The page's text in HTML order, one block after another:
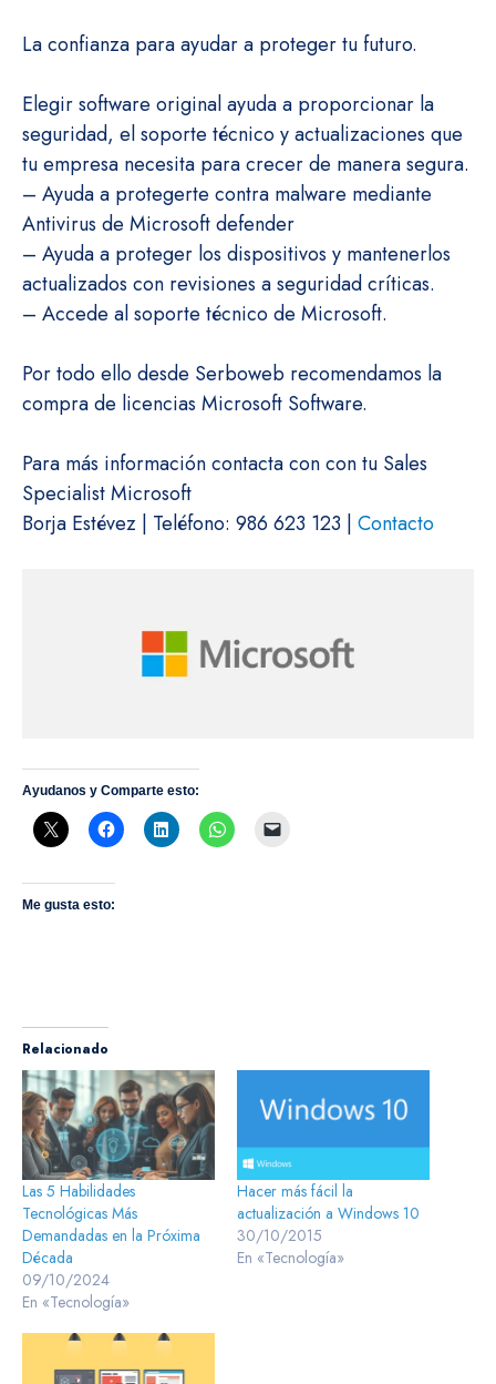
La confianza para ayudar a proteger tu futuro.
Elegir software original ayuda a proporcionar la
seguridad, el soporte técnico y actualizaciones que
tu empresa necesita para crecer de manera segura.
– Ayuda a protegerte contra malware mediante
Antivirus de Microsoft defender
– Ayuda a proteger los dispositivos y mantenerlos
actualizados con revisiones a seguridad críticas.
– Accede al soporte técnico de Microsoft.
Por todo ello desde Serboweb recomendamos la
compra de licencias Microsoft Software.
Para más información contacta con con tu Sales
Specialist Microsoft
Borja Estévez | Teléfono: 986 623 123 | Contacto
Ayudanos y Comparte esto:
Me gusta esto:
Relacionado
Las 5 Habilidades
Tecnológicas Más
Demandadas en la Próxima
Década
09/10/2024
En «Tecnología»
Hacer más fácil la
actualización a Windows 10
30/10/2015
En «Tecnología»